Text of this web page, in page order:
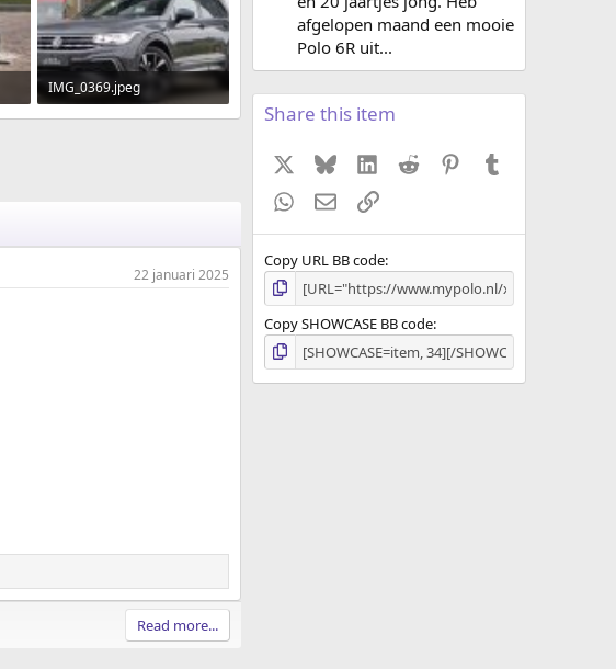
IMG_0369.jpeg
307.6 KB · Weergaven: 5
22 januari 2025
Read more...
afgelopen maand een mooie
Polo 6R uit...
Share this item
BlueskyLinkedIn
Reddit Pinterest
WhatsApp
E-mailkoppeling
Copy URL BB code
Copy SHOWCASE BB code